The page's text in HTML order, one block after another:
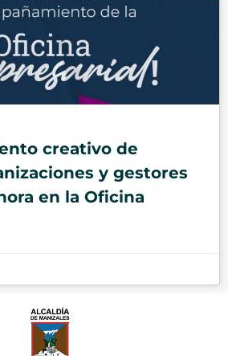
creativo de
y gestores
en la Oficina